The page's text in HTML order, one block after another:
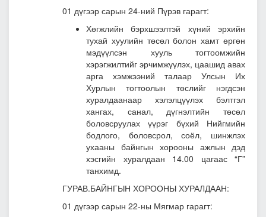
01 дүгээр сарын 24-ний Пүрэв гарагт:
Хөгжлийн бэрхшээлтэй хүний эрхийн
тухай хуулийн төсөл болон хамт өргөн
мэдүүлсэн хууль тогтоомжийн
хэрэгжилтийг эрчимжүүлэх, цаашид авах
арга хэмжээний талаар Улсын Их
Хурлын тогтоолын төслийг нэгдсэн
хуралдаанаар хэлэлцүүлэх бэлтгэл
хангах, санал, дүгнэлтийн төсөл
боловсруулах үүрэг бүхий Нийгмийн
бодлого, боловсрол, соёл, шинжлэх
ухааны байнгын хорооны ажлын дэд
хэсгийн хуралдаан 14.00 цагаас “Г”
танхимд.
ГУРАВ.БАЙНГЫН ХОРООНЫ ХУРАЛДААН:
01 дүгээр сарын 22-ны Мягмар гарагт: